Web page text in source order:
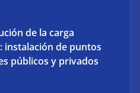
certificación en
de la carga
instalación de puntos
públicos y privados